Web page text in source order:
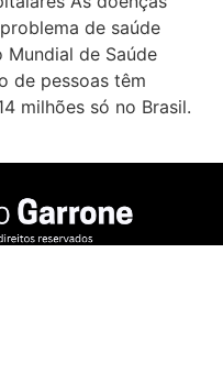
de saúde
Mundial de Saúde
de pessoas têm
milhões só no Brasil.